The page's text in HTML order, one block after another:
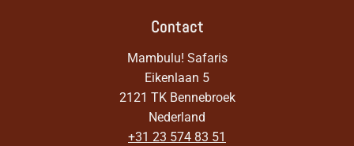
Contact
Mambulu! Safaris
Eikenlaan 5
2121 TK Bennebroek
Nederland
+31 23 574 83 51